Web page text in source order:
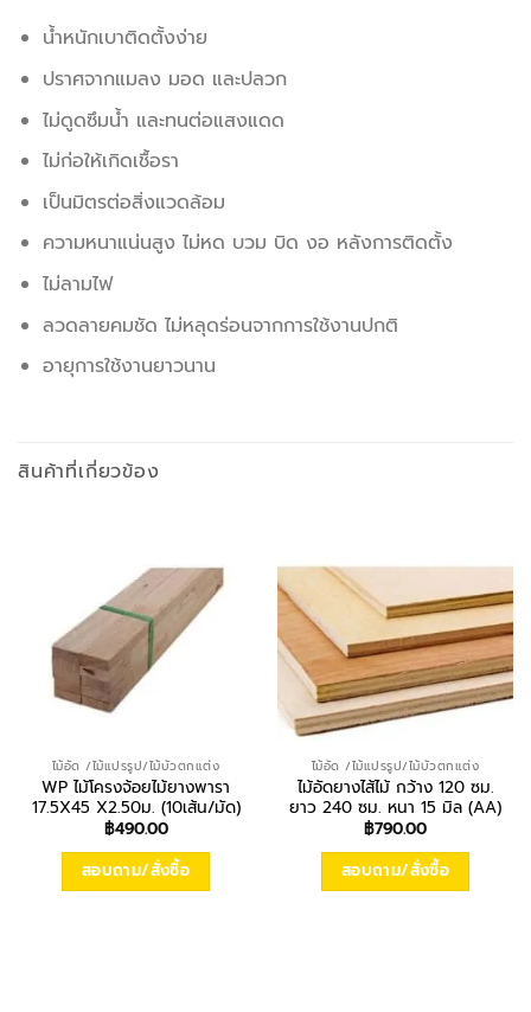
น้ำหนักเบาติดตั้งง่าย
ปราศจากแมลง มอด และปลวก
ไม่ดูดซึมน้ำ และทนต่อแสงแดด
ไม่ก่อให้เกิดเชื้อรา
เป็นมิตรต่อสิ่งแวดล้อม
ความหนาแน่นสูง ไม่หด บวม บิด งอ หลังการติดตั้ง
ไม่ลามไฟ
ลวดลายคมชัด ไม่หลุดร่อนจากการใช้งานปกติ
อายุการใช้งานยาวนาน
สินค้าที่เกี่ยวข้อง
ไม้อัด /ไม้แปรรูป/ไม้บัวตกแต่ง
WP ไม้โครงจ้อยไม้ยางพารา
17.5X45 X2.50ม. (10เส้น/มัด)
฿490.00
สอบถาม/สั่งซื้อ
ไม้อัด /ไม้แปรรูป/ไม้บัวตกแต่ง
ไม้อัดยางไส้ไม้ กว้าง 120 ซม.
ยาว 240 ซม. หนา 15 มิล (AA)
฿790.00
สอบถาม/สั่งซื้อ